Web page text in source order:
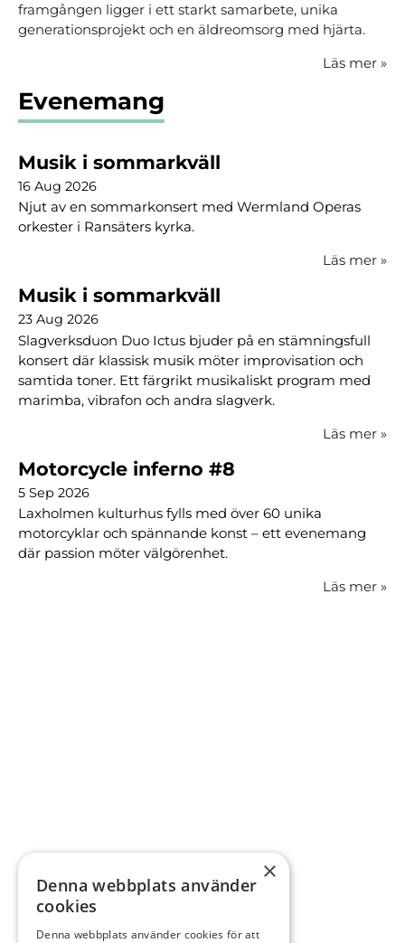
framgången ligger i ett starkt samarbete, unika
generationsprojekt och en äldreomsorg med hjärta.
Läs mer »
Evenemang
Musik i sommarkväll
16 Aug 2026
Njut av en sommarkonsert med Wermland Operas
orkester i Ransäters kyrka.
Läs mer »
Musik i sommarkväll
23 Aug 2026
Slagverksduon Duo Ictus bjuder på en stämningsfull
konsert där klassisk musik möter improvisation och
samtida toner. Ett färgrikt musikaliskt program med
marimba, vibrafon och andra slagverk.
Läs mer »
Motorcycle inferno #8
5 Sep 2026
Laxholmen kulturhus fylls med över 60 unika
motorcyklar och spännande konst – ett evenemang
där passion möter välgörenhet.
Läs mer »
×
Denna webbplats använder
cookies
Denna webbplats använder cookies för att